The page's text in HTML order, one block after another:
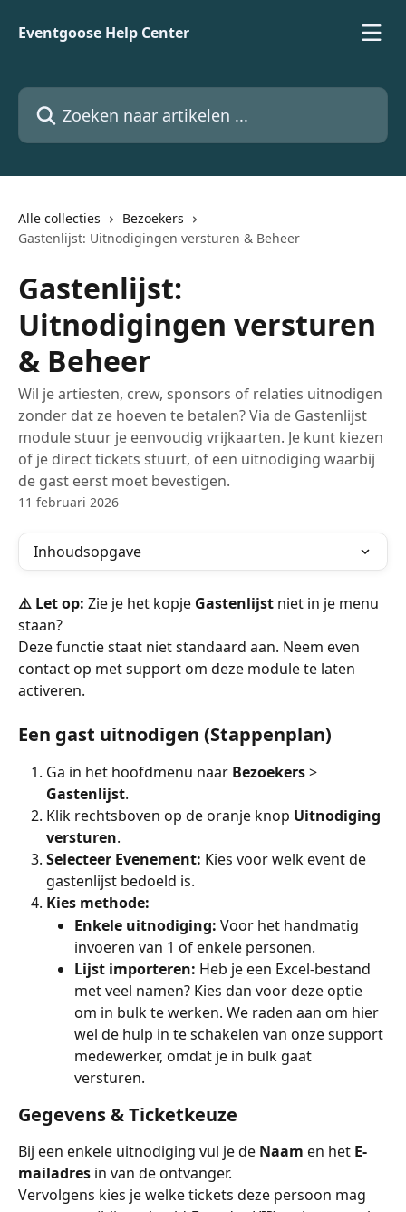
Eventgoose Help Center
Zoeken naar artikelen ...
Alle collecties
Bezoekers
Gastenlijst: Uitnodigingen versturen & Beheer
Gastenlijst:
Uitnodigingen versturen
& Beheer
Wil je artiesten, crew, sponsors of relaties uitnodigen
zonder dat ze hoeven te betalen? Via de Gastenlijst
module stuur je eenvoudig vrijkaarten. Je kunt kiezen
of je direct tickets stuurt, of een uitnodiging waarbij
de gast eerst moet bevestigen.
11 februari 2026
Inhoudsopgave
⚠️ Let op: Zie je het kopje Gastenlijst niet in je menu
staan?
Deze functie staat niet standaard aan. Neem even
contact op met support om deze module te laten
activeren.
Een gast uitnodigen (Stappenplan)
Ga in het hoofdmenu naar Bezoekers >
Gastenlijst.
Klik rechtsboven op de oranje knop Uitnodiging
versturen.
Selecteer Evenement: Kies voor welk event de
gastenlijst bedoeld is.
Kies methode:
Enkele uitnodiging: Voor het handmatig
invoeren van 1 of enkele personen.
Lijst importeren: Heb je een Excel-bestand
met veel namen? Kies dan voor deze optie
om in bulk te werken. We raden aan om hier
wel de hulp in te schakelen van onze support
medewerker, omdat je in bulk gaat
versturen.
Gegevens & Ticketkeuze
Bij een enkele uitnodiging vul je de Naam en het E-
mailadres in van de ontvanger.
Vervolgens kies je welke tickets deze persoon mag